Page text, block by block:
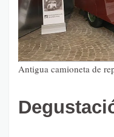
Antigua camioneta de